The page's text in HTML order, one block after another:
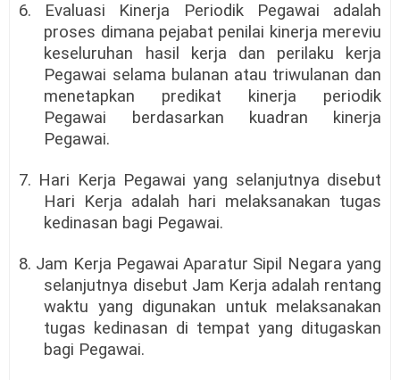
6. Evaluasi Kinerja Periodik Pegawai adalah
proses dimana pejabat penilai kinerja mereviu
keseluruhan hasil kerja dan perilaku kerja
Pegawai selama bulanan atau triwulanan dan
menetapkan predikat kinerja periodik
Pegawai berdasarkan kuadran kinerja
Pegawai.
7. Hari Kerja Pegawai yang selanjutnya disebut
Hari Kerja adalah hari melaksanakan tugas
kedinasan bagi Pegawai.
8. Jam Kerja Pegawai Aparatur Sipil Negara yang
selanjutnya disebut Jam Kerja adalah rentang
waktu yang digunakan untuk melaksanakan
tugas kedinasan di tempat yang ditugaskan
bagi Pegawai.